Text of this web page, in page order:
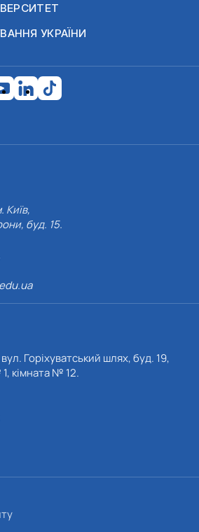
УКРАЇНИ
Київ,
буд. 15.
Горіхуватський шлях, буд. 19,
кімната № 12.